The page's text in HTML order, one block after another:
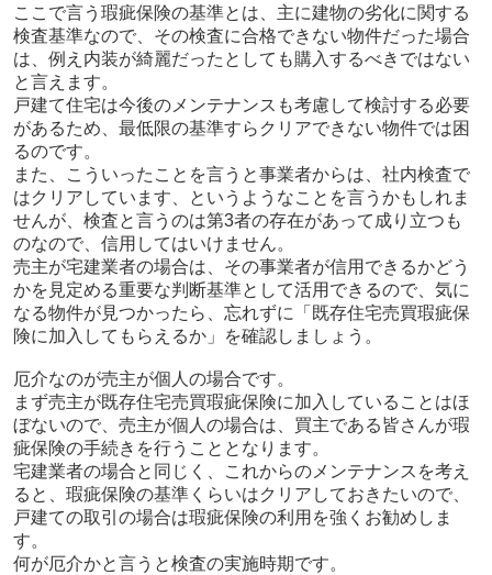
ここで言う瑕疵保険の基準とは、主に建物の劣化に関する
検査基準なので、その検査に合格できない物件だった場合
は、例え内装が綺麗だったとしても購入するべきではない
と言えます。
戸建て住宅は今後のメンテナンスも考慮して検討する必要
があるため、最低限の基準すらクリアできない物件では困
るのです。
また、こういったことを言うと事業者からは、社内検査で
はクリアしています、というようなことを言うかもしれま
せんが、検査と言うのは第3者の存在があって成り立つも
のなので、信用してはいけません。
売主が宅建業者の場合は、その事業者が信用できるかどう
かを見定める重要な判断基準として活用できるので、気に
なる物件が見つかったら、忘れずに「既存住宅売買瑕疵保
険に加入してもらえるか」を確認しましょう。
厄介なのが売主が個人の場合です。
まず売主が既存住宅売買瑕疵保険に加入していることはほ
ぼないので、売主が個人の場合は、買主である皆さんが瑕
疵保険の手続きを行うこととなります。
宅建業者の場合と同じく、これからのメンテナンスを考え
ると、瑕疵保険の基準くらいはクリアしておきたいので、
戸建ての取引の場合は瑕疵保険の利用を強くお勧めしま
す。
何が厄介かと言うと検査の実施時期です。